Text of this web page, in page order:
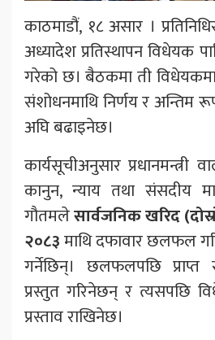
काठमाडौं, १८ असार ।
अध्यादेश प्रतिस्थापन विधेयक
गरेको छ। बैठकमा ती
संशोधनमाथि निर्णय र अन्तिम
अघि बढाइनेछ।
कार्यसूचीअनुसार प्रधानमन्त्री
कानुन, न्याय तथा संसदीय
गौतमलेसार्वजनिक खरिद
२०८३माथि दफावार छलफल
गर्नेछिन्। छलफलपछि प्राप्त
प्रस्तुत गरिनेछन् र त्यसपछि
प्रस्ताव राखिनेछ।